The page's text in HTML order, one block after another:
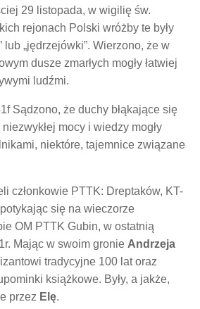
29 listopada, w wigilię św.
rejonach Polski wróżby te były
lub „jędrzejówki”. Wierzono, że w
dusze zmarłych mogły łatwiej
ludźmi.
Sądzono, że duchy błąkające się
mocy i wiedzy mogły
niektóre, tajemnice związane
członkowie PTTK: Dreptaków, KT-
się na wieczorze
OM PTTK Gubin, w ostatnią
Mając w swoim gronie Andrzeja
tradycyjne 100 lat oraz
książkowe. Były, a jakże,
przez Elę.